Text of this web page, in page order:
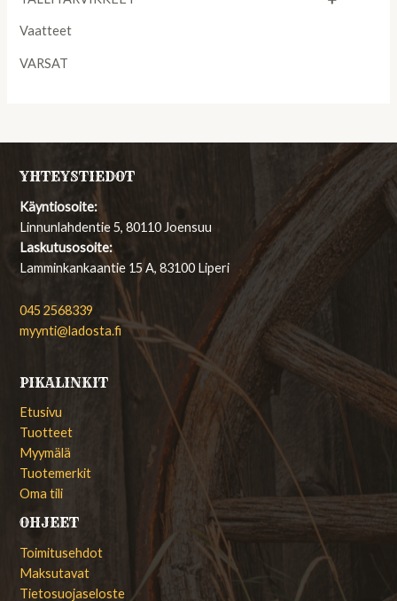
Vaatteet
VARSAT
YHTEYSTIEDOT
Käyntiosoite:
Linnunlahdentie 5, 80110 Joensuu
Laskutusosoite:
Lamminkankaantie 15 A, 83100 Liperi
045 2568339
myynti@ladosta.fi
PIKALINKIT
Etusivu
Tuotteet
Myymälä
Tuotemerkit
Oma tili
OHJEET
Toimitusehdot
Maksutavat
Tietosuojaseloste